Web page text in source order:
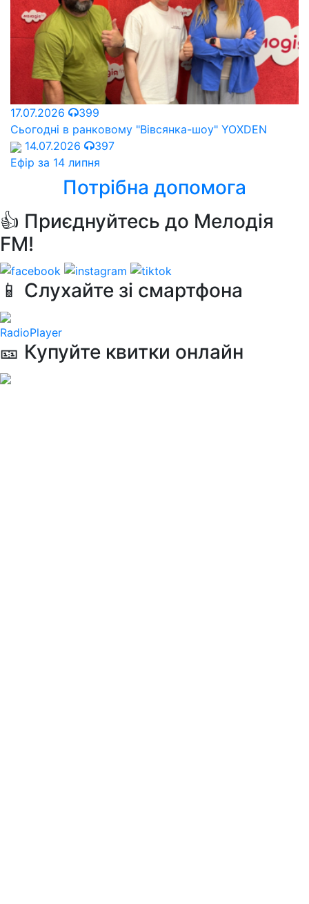
17.07.2026
399
Сьогодні в ранковому "Вівсянка-шоу" YOXDEN
14.07.2026
397
Ефір за 14 липня
Потрібна допомога
👍 Приєднуйтесь до Мелодія
FM!
📱 Слухайте зі смартфона
RadioPlayer
🎫 Купуйте квитки онлайн